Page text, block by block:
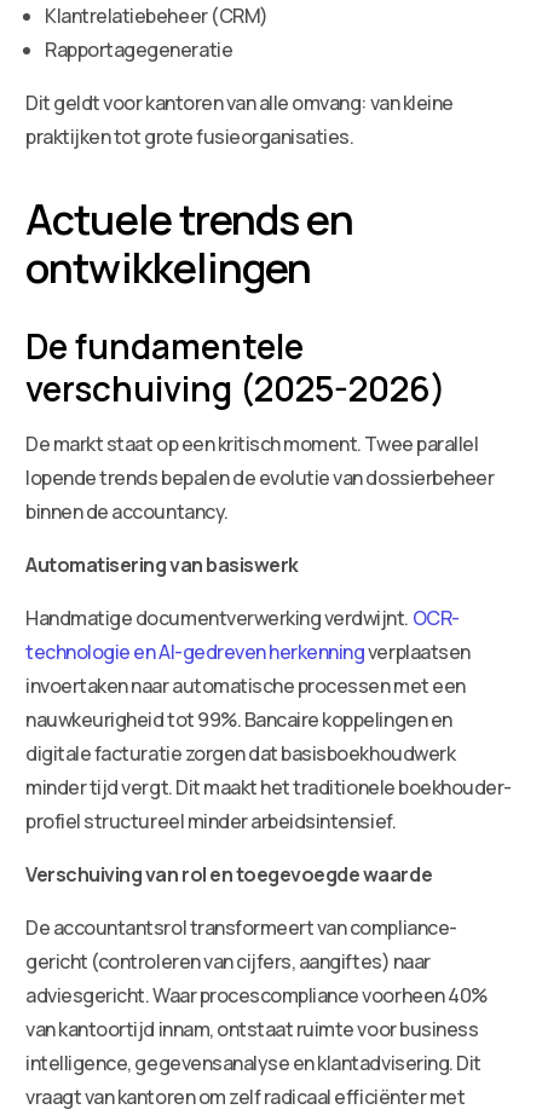
Klantrelatiebeheer (CRM)
Rapportagegeneratie
Dit geldt voor kantoren van alle omvang: van kleine
praktijken tot grote fusieorganisaties.
Actuele trends en
ontwikkelingen
De fundamentele
verschuiving (2025-2026)
De markt staat op een kritisch moment. Twee parallel
lopende trends bepalen de evolutie van dossierbeheer
binnen de accountancy.
Automatisering van basiswerk
Handmatige documentverwerking verdwijnt. OCR-
technologie en AI-gedreven herkenningverplaatsen
invoertaken naar automatische processen met een
nauwkeurigheid tot 99%. Bancaire koppelingen en
digitale facturatie zorgen dat basisboekhoudwerk
minder tijd vergt. Dit maakt het traditionele boekhouder-
profiel structureel minder arbeidsintensief.
Verschuiving van rol en toegevoegde waarde
De accountantsrol transformeert van compliance-
gericht (controleren van cijfers, aangiftes) naar
adviesgericht. Waar procescompliance voorheen 40%
van kantoortijd innam, ontstaat ruimte voor business
intelligence, gegevensanalyse en klantadvisering. Dit
vraagt van kantoren om zelf radicaal efficiënter met